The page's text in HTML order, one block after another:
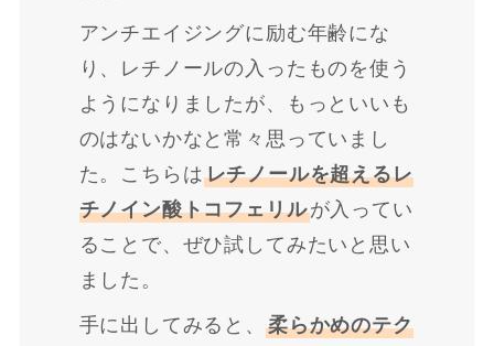
アンチエイジングに励む年齢にな
り、レチノールの入ったものを使う
ようになりましたが、もっといいも
のはないかなと常々思っていまし
た。こちらはレチノールを超えるレ
チノイン酸トコフェリルが入ってい
ることで、ぜひ試してみたいと思い
ました。
手に出してみると、 柔らかめのテク